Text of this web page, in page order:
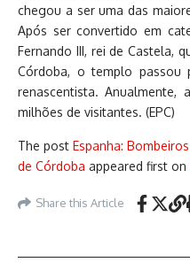
chegou a ser uma das
Após ser convertido em
Fernando III, rei de Castela,
Córdoba, o templo passou
renascentista. Anualmente,
milhões de visitantes. (EPC)
The post Espanha:
de Córdoba appeared first on
Share this Article